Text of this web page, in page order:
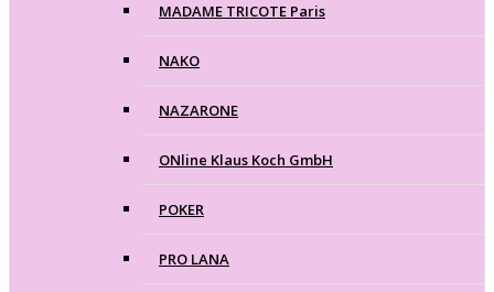
MADAME TRICOTE Paris
NAKO
NAZARONE
ONline Klaus Koch GmbH
POKER
PRO LANA